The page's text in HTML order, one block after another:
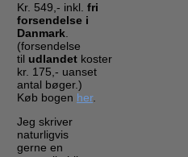
Kr. 549,- inkl. fri
forsendelse i
Danmark.
(forsendelse
til udlandet koster
kr. 175,- uanset
antal bøger.)
Køb bogen her.
Jeg skriver
naturligvis
gerne en